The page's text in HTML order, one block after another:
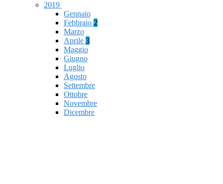
2019
Gennaio
Febbraio 2
Marzo
Aprile 3
Maggio
Giugno
Luglio
Agosto
Settembre
Ottobre
Novembre
Dicembre